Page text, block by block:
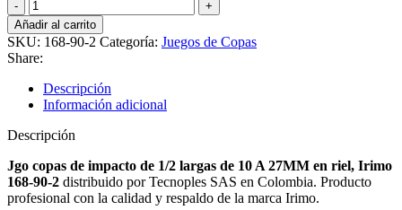
copas
de
impacto
de
1/2
largas
10
27MM
en
riel,
Añadir al carrito
SKU: 168-90-2 Categoría: Juegos de Copas
Share:
Descripción
Información adicional
Descripción
Jgo copas de impacto de 1/2 largas de 10 A 27MM en riel, Irimo
168-90-2 distribuido por Tecnoples SAS en Colombia. Producto
profesional con la calidad y respaldo de la marca Irimo.